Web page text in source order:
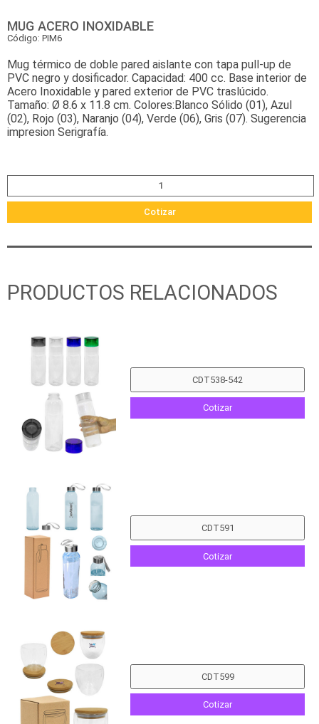
MUG ACERO INOXIDABLE
Código: PIM6
Mug térmico de doble pared aislante con tapa pull-up de
PVC negro y dosificador. Capacidad: 400 cc. Base interior de
Acero Inoxidable y pared exterior de PVC traslúcido.
Tamaño: Ø 8.6 x 11.8 cm. Colores:Blanco Sólido (01), Azul
(02), Rojo (03), Naranjo (04), Verde (06), Gris (07). Sugerencia
impresion Serigrafía.
Cotizar
PRODUCTOS RELACIONADOS
Cotizar
Cotizar
Cotizar